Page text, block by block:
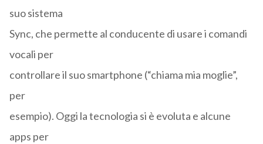
suo sistema
Sync, che permette al conducente di usare i comandi
vocali per
controllare il suo smartphone (“chiama mia moglie”,
per
esempio). Oggi la tecnologia si è evoluta e alcune
apps per